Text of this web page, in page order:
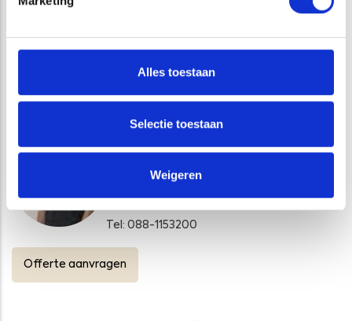
Alles toestaan
Selectie toestaan
Weigeren
zonder dieren te vangen’
VRAGEN?
Tel: 088-1153200
Offerte aanvragen